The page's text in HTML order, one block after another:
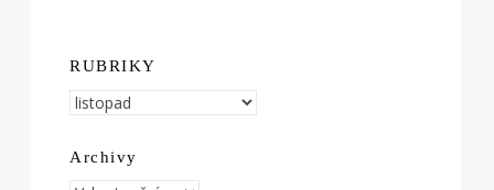
RUBRIKY
RUBRIKY
Archivy